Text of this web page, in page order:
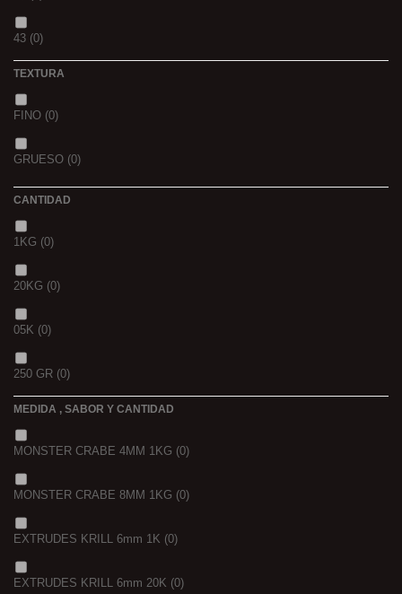
FRESA
MIEL(0)
OCEAN LIVER
GOLDEN X
43 (0)
TEXTURA
FINO (0)
GRUESO (0)
CANTIDAD
1KG (0)
20KG (0)
05K (0)
250 GR (0)
MEDIDA , SABOR Y CANTIDAD
MONSTER CRABE 4MM 1KG (0)
MONSTER CRABE 8MM 1KG (0)
EXTRUDES KRILL 6mm 1K (0)
EXTRUDES KRILL 6mm 20K (0)